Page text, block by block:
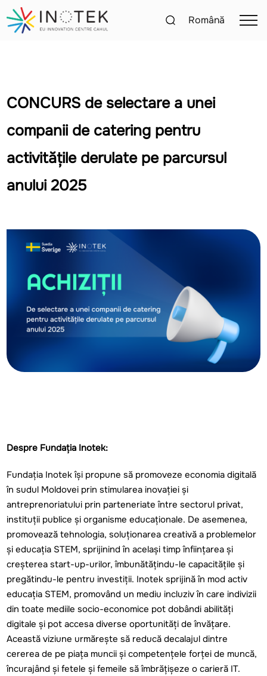
Română
CONCURS de selectare a unei
companii de catering pentru
activitățile derulate pe parcursul
anului 2025
Despre Fundaţia Inotek:
Fundația Inotek își propune să promoveze economia digitală
în sudul Moldovei prin stimularea inovației și
antreprenoriatului prin parteneriate între sectorul privat,
instituții publice și organisme educaționale. De asemenea,
promovează tehnologia, soluționarea creativă a problemelor
și educația STEM, sprijinind în același timp înființarea și
creșterea start-up-urilor, îmbunătățindu-le capacitățile și
pregătindu-le pentru investiții. Inotek sprijină în mod activ
educația STEM, promovând un mediu incluziv în care indivizii
din toate mediile socio-economice pot dobândi abilități
digitale și pot accesa diverse oportunități de învățare.
Această viziune urmărește să reducă decalajul dintre
cererea de pe piața muncii și competențele forței de muncă,
încurajând și fetele și femeile să îmbrățișeze o carieră IT.